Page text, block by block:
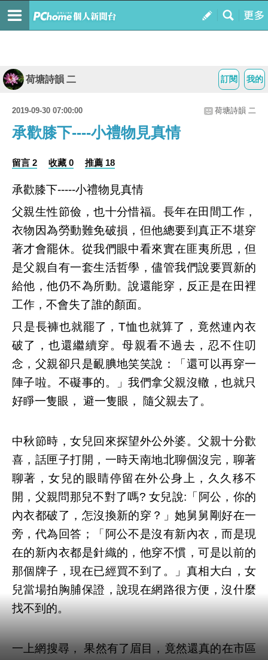
我的
訂閱
荷塘詩韻 二
2019-09-30 07:00:00 荷塘詩韻 二
承歡膝下----小禮物見真情
留言 2 收藏 0 推薦 18
承歡膝下-----小禮物見真情
父親生性節儉，也十分惜福。長年在田間工作，
衣物因為勞動難免破損，但他總要到真正不堪穿
著才會罷休。從我們眼中看來實在匪夷所思，但
是父親自有一套生活哲學，儘管我們說要買新的
給他，他仍不為所動。說還能穿，反正是在田裡
工作，不會失了誰的顏面。
只是長褲也就罷了，T恤也就算了，竟然連內衣
破了，也還繼續穿。母親看不過去，忍不住叨
念，父親卻只是靦腆地笑笑說：「還可以再穿一
陣子啦。不礙事的。」我們拿父親沒轍，也就只
好睜一隻眼， 避一隻眼， 隨父親去了。
中秋節時，女兒回來探望外公外婆。父親十分歡
喜，話匣子打開，一時天南地北聊個沒完，聊著
聊著，女兒的眼睛停留在外公身上，久久移不
開，父親問那兒不對了嗎? 女兒說:「阿公，你的
內衣都破了，怎沒換新的穿？」她舅舅剛好在一
旁，代為回答；「阿公不是沒有新內衣，而是現
在的新內衣都是針織的，他穿不慣，可是以前的
那個牌子，現在已經買不到了。」真相大白，女
兒當場拍胸脯保證，說現在網路很方便，沒什麼
找不到的。
一上網搜尋， 果然有了眉目，竟然還真的在市區